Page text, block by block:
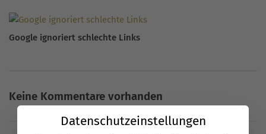
Google ignoriert schlechte Links
Keine Kommentare vorhanden
Datenschutzeinstellungen